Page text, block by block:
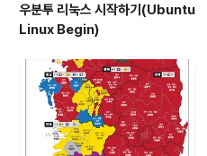
우분투 리눅스 시작하기(Ubuntu
Linux Begin)